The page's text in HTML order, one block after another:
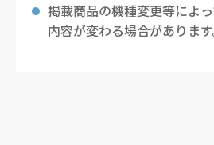
掲載商品の機種変更等によ
内容が変わる場合があります